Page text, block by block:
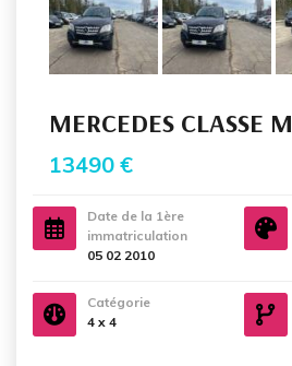
MERCEDES CLASSE
13490 €
Date de la 1ère
immatriculation
05 02 2010
Catégorie
4 x 4